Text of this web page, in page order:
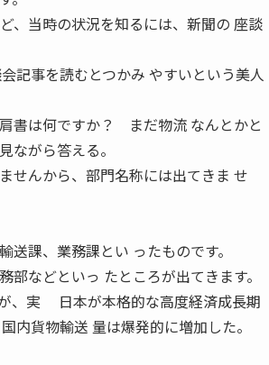
当時の状況を知るには、新聞の 座談
記事を読むとつかみ やすいという美人
書は何ですか？ まだ物流 なんとかと
がら答える。
せんから、部門名称には出てきま せ
課、業務課とい ったものです。
などといっ たところが出てきます。
、実 日本が本格的な高度経済成長期
内貨物輸送 量は爆発的に増加した。